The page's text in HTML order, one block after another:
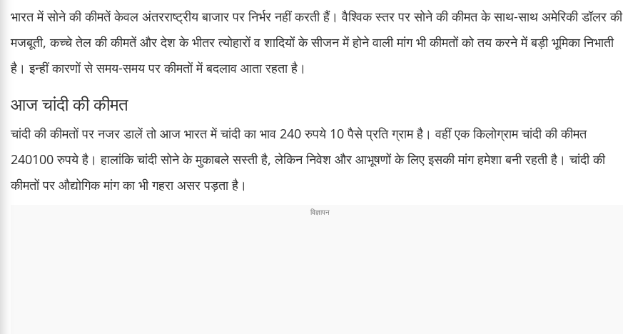
भारत में सोने की कीमतें केवल अंतरराष्ट्रीय बाजार पर निर्भर नहीं करती हैं। वैश्विक स्तर पर सोने की कीमत के साथ-साथ अमेरिकी डॉलर की
मजबूती, कच्चे तेल की कीमतें और देश के भीतर त्योहारों व शादियों के सीजन में होने वाली मांग भी कीमतों को तय करने में बड़ी भूमिका निभाती
है। इन्हीं कारणों से समय-समय पर कीमतों में बदलाव आता रहता है।
आज चांदी की कीमत
चांदी की कीमतों पर नजर डालें तो आज भारत में चांदी का भाव 240 रुपये 10 पैसे प्रति ग्राम है। वहीं एक किलोग्राम चांदी की कीमत
240100 रुपये है। हालांकि चांदी सोने के मुकाबले सस्ती है, लेकिन निवेश और आभूषणों के लिए इसकी मांग हमेशा बनी रहती है। चांदी की
कीमतों पर औद्योगिक मांग का भी गहरा असर पड़ता है।